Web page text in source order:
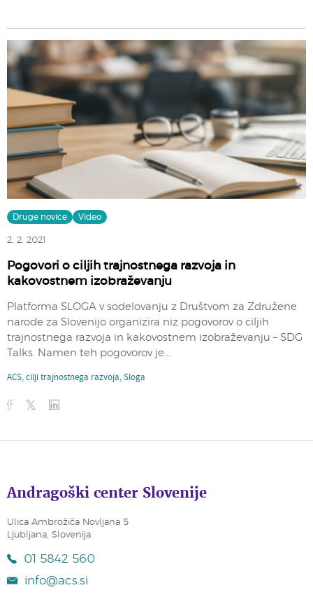
Druge novice Video
2. 2. 2021
Pogovori o ciljih trajnostnega razvoja in
kakovostnem izobraževanju
Platforma SLOGA v sodelovanju z Društvom za Združene
narode za Slovenijo organizira niz pogovorov o ciljih
trajnostnega razvoja in kakovostnem izobraževanju – SDG
Talks. Namen teh pogovorov je...
ACS,cilji trajnostnega razvoja,Sloga
Andragoški center Slovenije
Ulica Ambrožiča Novljana 5
Ljubljana, Slovenija
01 5842 560
info@acs.si